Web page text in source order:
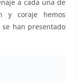
a cada una de
y coraje hemos
han presentado